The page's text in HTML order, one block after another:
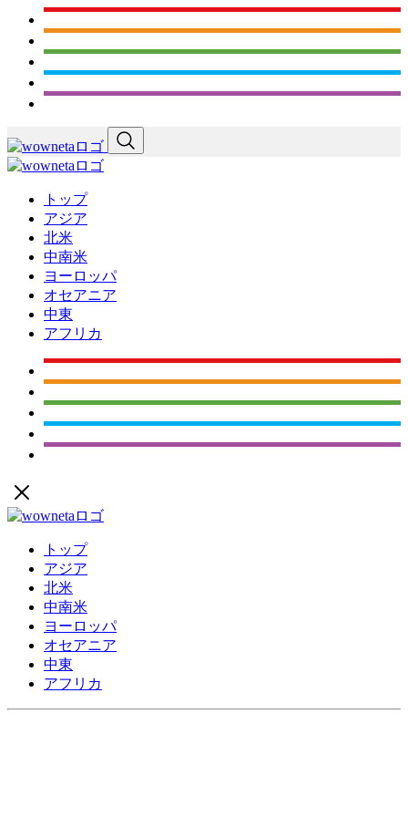
トップ
アジア
北米
中南米
ヨーロッパ
オセアニア
中東
アフリカ
トップ
アジア
北米
中南米
ヨーロッパ
オセアニア
中東
アフリカ